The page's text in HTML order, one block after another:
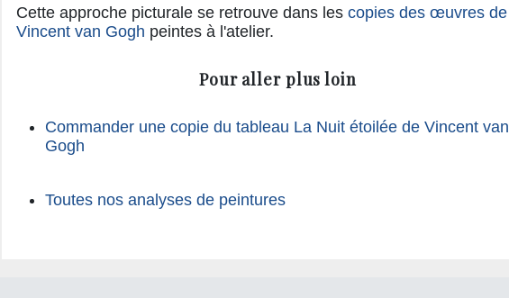
Cette approche picturale se retrouve dans les copies des œuvres de
Vincent van Gogh peintes à l'atelier.
Pour aller plus loin
Commander une copie du tableau La Nuit étoilée de Vincent van
Gogh
Toutes nos analyses de peintures